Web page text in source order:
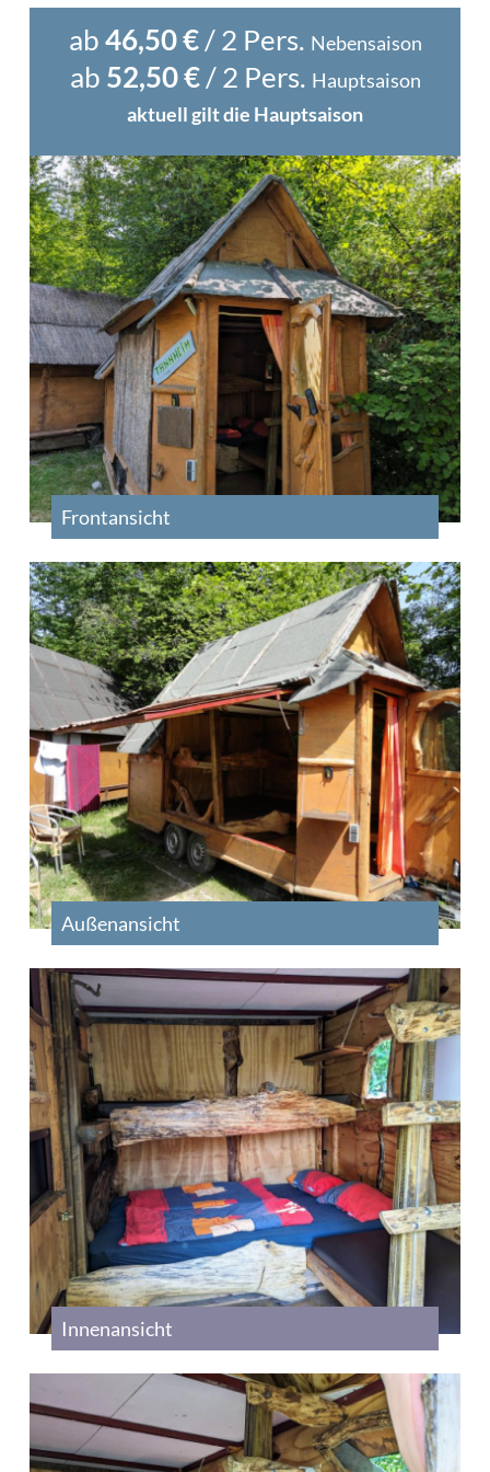
ab46,50 €/ 2 Pers. Nebensaison
ab 52,50 €/ 2 Pers. Hauptsaison
aktuell gilt die Hauptsaison
Frontansicht
Außenansicht
Innenansicht